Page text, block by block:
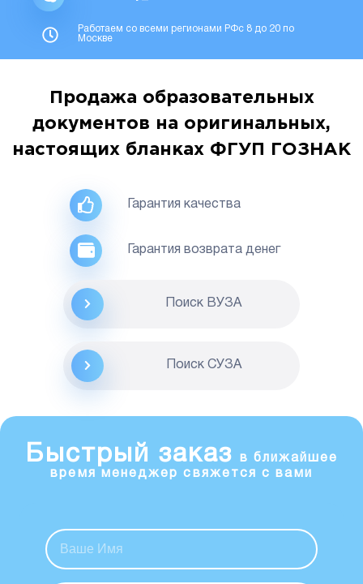
Работаем со всеми регионами РФс 8 до 20 по
Москве
Продажа образовательных
документов на оригинальных,
настоящих бланках ФГУП ГОЗНАК
Гарантия качества
Гарантия возврата денег
Поиск ВУЗА
Поиск CУЗА
Быстрый заказ
в ближайшее
время менеджер свяжется с вами